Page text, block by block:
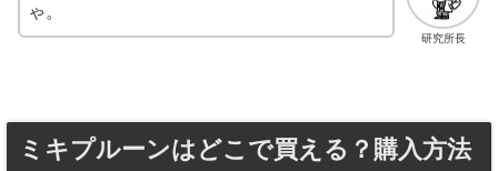
研究所長
ゃ。
ミキプルーンはどこで買える？購入方法